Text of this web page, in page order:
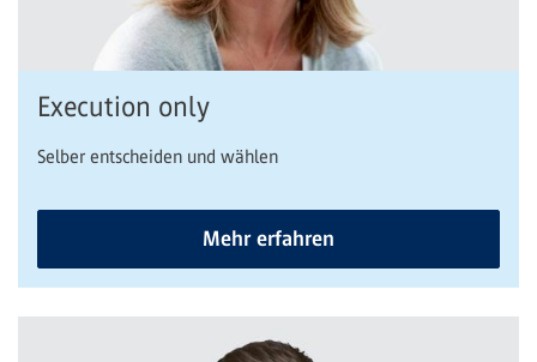
Execution only
Selber entscheiden und wählen
Mehr erfahren